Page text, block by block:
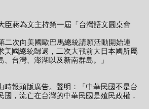
臣蔣為文主持第一屆「台灣語文圓桌會
二次向美國歐巴馬總統請願活動開始連
美國總統歸還，二次大戰前大日本國所屬
台灣、澎湖以及新南群島。」
時報頭版廣告。聲明：「中華民國不是台
國，流亡在台灣的中華民國是殖民政權，